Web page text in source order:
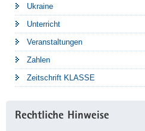
Ukraine
Unterricht
Veranstaltungen
Zahlen
Zeitschrift KLASSE
Rechtliche Hinweise